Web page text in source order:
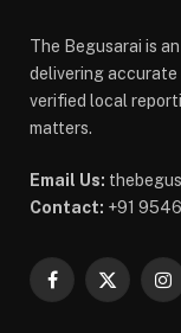
The Begusarai is
delivering accurate
verified local
matters.
Email Us:
Contact: +91
Facebook
X